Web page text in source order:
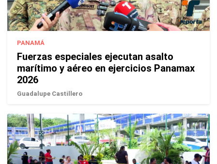
PANAMÁ
Fuerzas especiales ejecutan asalto
marítimo y aéreo en ejercicios Panamax
2026
Guadalupe Castillero